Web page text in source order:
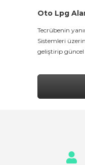
Oto Lpg
Tecrübenin
Sistemleri
geliştirip güncel